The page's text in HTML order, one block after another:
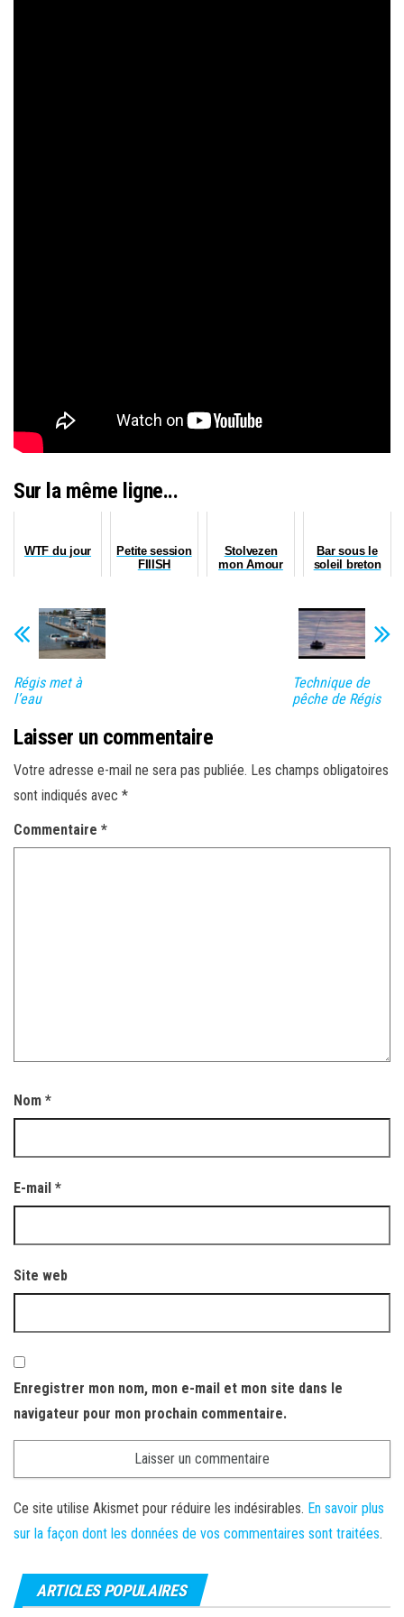
Sur la même ligne...
WTF du jour
Petite session
FIIISH
Stolvezen
mon Amour
Bar sous le
soleil breton
Régis met à
l’eau
Technique de
pêche de Régis
Laisser un commentaire
Votre adresse e-mail ne sera pas publiée. Les champs obligatoires
sont indiqués avec *
Commentaire *
Nom *
E-mail *
Site web
Enregistrer mon nom, mon e-mail et mon site dans le
navigateur pour mon prochain commentaire.
Ce site utilise Akismet pour réduire les indésirables. En savoir plus
sur la façon dont les données de vos commentaires sont traitées.
ARTICLES POPULAIRES